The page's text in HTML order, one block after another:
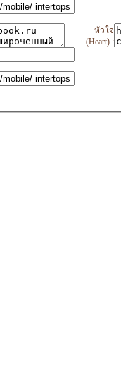
หัวใจ
(Heart) :